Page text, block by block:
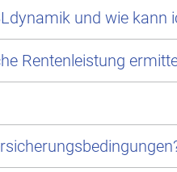
und wie kann
Rentenleistung